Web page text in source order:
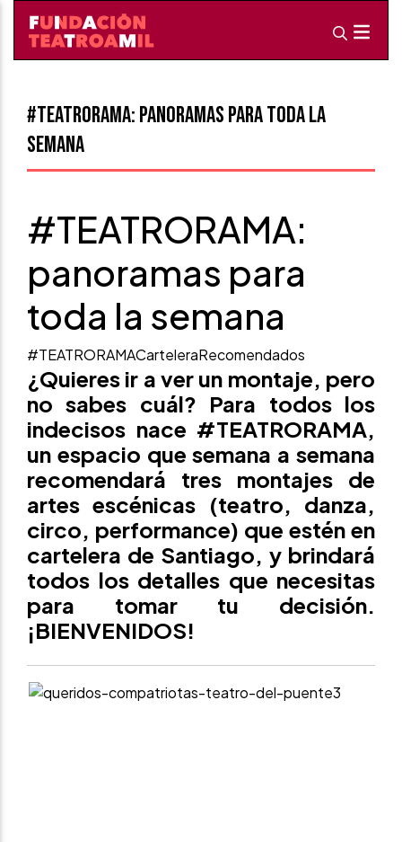
#TEATRORAMA: panoramas para toda la
semana
#TEATRORAMA:
panoramas para
toda la semana
#TEATRORAMACarteleraRecomendados
¿Quieres ir a ver un montaje, pero
no sabes cuál? Para todos los
indecisos nace #TEATRORAMA,
un espacio que semana a semana
recomendará tres montajes de
artes escénicas (teatro, danza,
circo, performance) que estén en
cartelera de Santiago, y brindará
todos los detalles que necesitas
para tomar tu decisión.
¡BIENVENIDOS!